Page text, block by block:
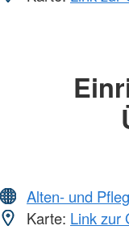
Alten- und
Karte: Link zur